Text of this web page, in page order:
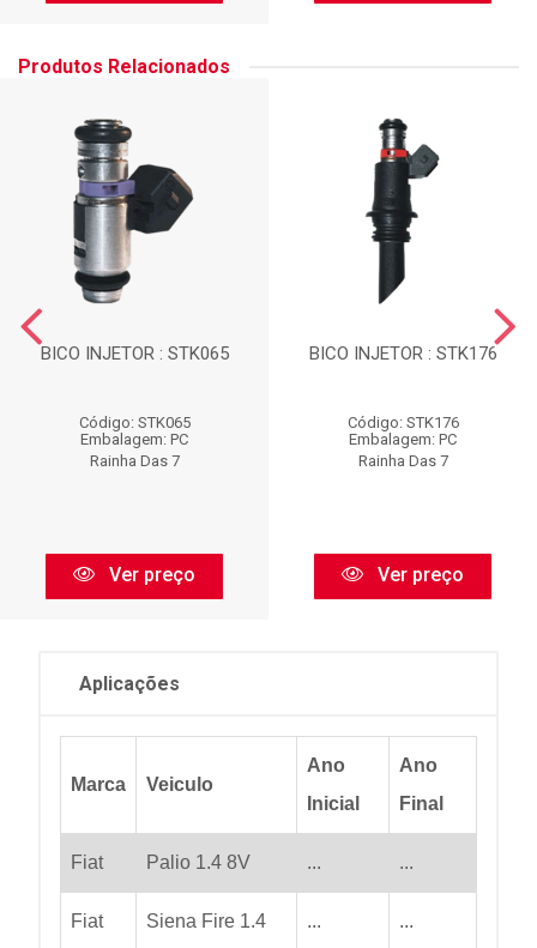
Produtos Relacionados
BICO INJETOR : STK065
Código: STK065
Embalagem: PC
Rainha Das 7
Ver preço
BICO INJETOR : STK176
Código: STK176
Embalagem: PC
Rainha Das 7
Ver preço
Aplicações
Marca Veiculo
Ano
Inicial
Ano
Final
Fiat Palio 1.4 8V ... ...
Fiat Siena Fire 1.4 ... ...